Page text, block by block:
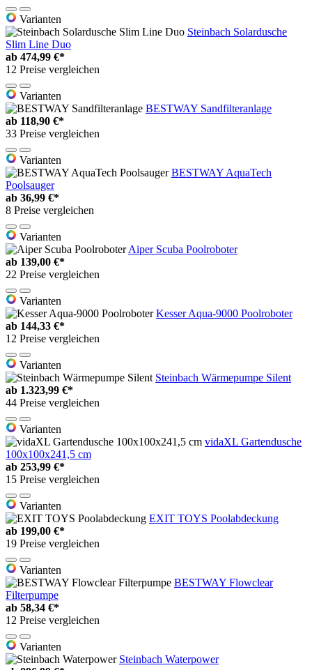
Varianten
Steinbach Solardusche
Slim Line Duo
ab 474,99 €*
12 Preise vergleichen
Varianten
BESTWAY Sandfilteranlage
ab 118,90 €*
33 Preise vergleichen
Varianten
BESTWAY AquaTech
Poolsauger
ab 36,99 €*
8 Preise vergleichen
Varianten
Aiper Scuba Poolroboter
ab 139,00 €*
22 Preise vergleichen
Varianten
Kesser Aqua-9000 Poolroboter
ab 144,33 €*
12 Preise vergleichen
Varianten
Steinbach Wärmepumpe Silent
ab 1.323,99 €*
44 Preise vergleichen
Varianten
vidaXL Gartendusche
100x100x241,5 cm
ab 253,99 €*
15 Preise vergleichen
Varianten
EXIT TOYS Poolabdeckung
ab 199,00 €*
19 Preise vergleichen
Varianten
BESTWAY Flowclear
Filterpumpe
ab 58,34 €*
12 Preise vergleichen
Varianten
Steinbach Waterpower